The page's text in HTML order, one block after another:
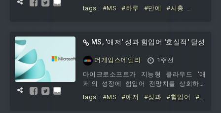
등하며 사상 최대 하루 시가총액 증가 기
록을 경신할 가능성이 커졌다.30일 블룸버
상 늘어날 것으로 예상됐다.상승세가 유지
권거래소그룹 집계 기준으로 엔비디아가
2025년 4월 9일 세운 하루 시가총액 증가
기록인 4410억달러를 웃도는 규모다. MS
는 이번 실적 발표에
tags : #MS #하루 #만에
#시총
MS, '애저' 성과 힘입어 '호실적' 달성
더게임스데일리
1주전
마이크로소프트가 지능형 클라우드 '애
저'의 성장에 힘입어 전망치를 상회하는
호실적을 거뒀다.30일 관련업계에 따르면
MS는 회계연도 4분기 매출
tags : #MS #애저 #성과 #힘입어
#